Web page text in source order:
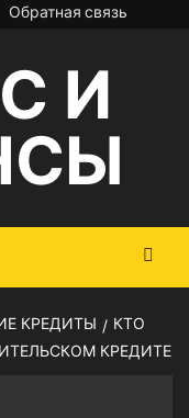
Обратная связь
И
КРЕДИТЫ
КТО
КРЕДИТЕ